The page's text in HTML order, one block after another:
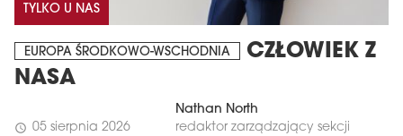
TYLKO U NAS
EUROPA ŚRODKOWO-WSCHODNIA
CZŁOWIEK Z
NASA
schedule 05 sierpnia 2026
Nathan North
redaktor zarządzający sekcji